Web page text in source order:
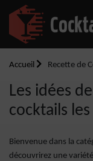
Accueil Recette de
Les idées
cocktails
Bienvenue dans la
découvrirez une